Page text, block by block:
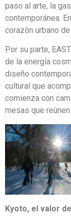
paso al arte, la
contemporánea.
corazón urbano
Por su parte,
de la energía
diseño
cultural que
comienza con
mesas que
Kyoto, el valor